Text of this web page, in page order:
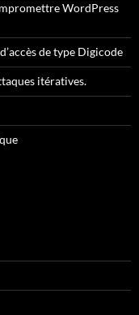
WordPress
de type Digicode
itératives.